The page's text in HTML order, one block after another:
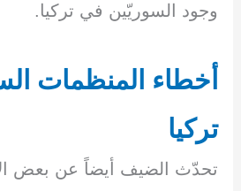
وجود السوريّين في تركيا.
أخطاء المنظمات
تركيا
تحدّث الضيف أيضاً عن بعض